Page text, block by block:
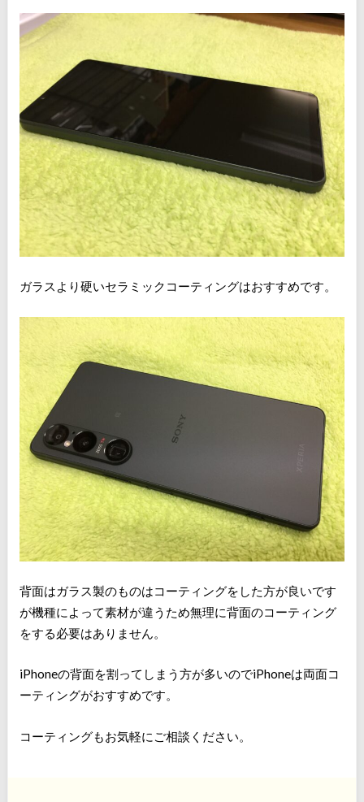
ガラスより硬いセラミックコーティングはおすすめです。
背面はガラス製のものはコーティングをした方が良いです
が機種によって素材が違うため無理に背面のコーティング
をする必要はありません。
iPhoneの背面を割ってしまう方が多いのでiPhoneは両面コ
ーティングがおすすめです。
コーティングもお気軽にご相談ください。